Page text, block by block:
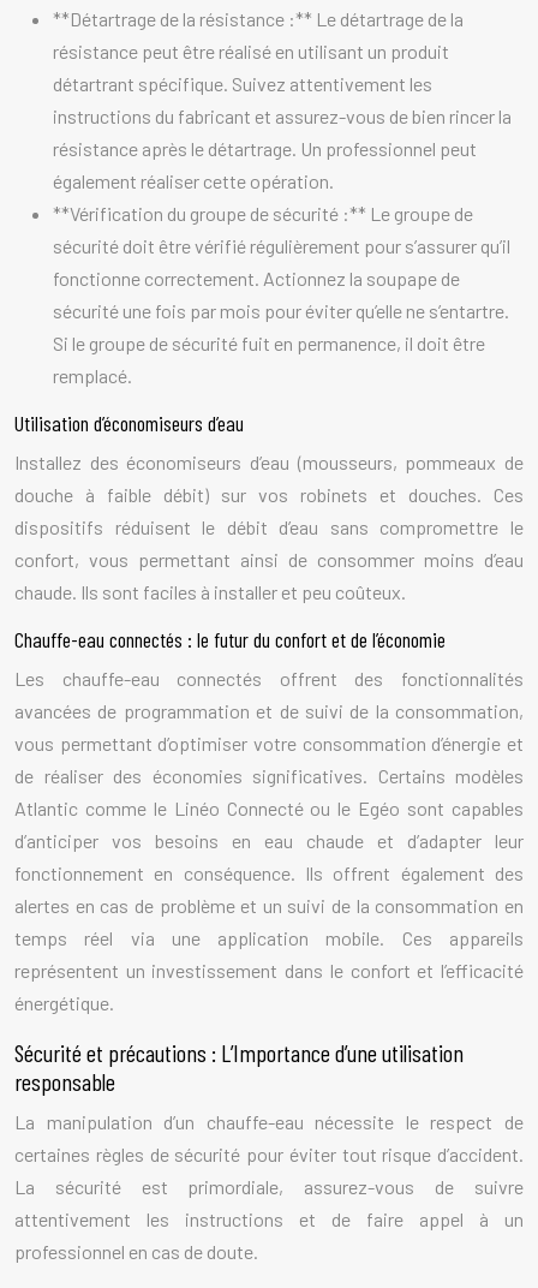
**Détartrage de la résistance :** Le détartrage de la
résistance peut être réalisé en utilisant un produit
détartrant spécifique. Suivez attentivement les
instructions du fabricant et assurez-vous de bien rincer la
résistance après le détartrage. Un professionnel peut
également réaliser cette opération.
**Vérification du groupe de sécurité :** Le groupe de
sécurité doit être vérifié régulièrement pour s’assurer qu’il
fonctionne correctement. Actionnez la soupape de
sécurité une fois par mois pour éviter qu’elle ne s’entartre.
Si le groupe de sécurité fuit en permanence, il doit être
remplacé.
Utilisation d’économiseurs d’eau
Installez des économiseurs d’eau (mousseurs, pommeaux de
douche à faible débit) sur vos robinets et douches. Ces
dispositifs réduisent le débit d’eau sans compromettre le
confort, vous permettant ainsi de consommer moins d’eau
chaude. Ils sont faciles à installer et peu coûteux.
Chauffe-eau connectés : le futur du confort et de l’économie
Les chauffe-eau connectés offrent des fonctionnalités
avancées de programmation et de suivi de la consommation,
vous permettant d’optimiser votre consommation d’énergie et
de réaliser des économies significatives. Certains modèles
Atlantic comme le Linéo Connecté ou le Egéo sont capables
d’anticiper vos besoins en eau chaude et d’adapter leur
fonctionnement en conséquence. Ils offrent également des
alertes en cas de problème et un suivi de la consommation en
temps réel via une application mobile. Ces appareils
représentent un investissement dans le confort et l’efficacité
énergétique.
Sécurité et précautions : L’Importance d’une utilisation
responsable
La manipulation d’un chauffe-eau nécessite le respect de
certaines règles de sécurité pour éviter tout risque d’accident.
La sécurité est primordiale, assurez-vous de suivre
attentivement les instructions et de faire appel à un
professionnel en cas de doute.